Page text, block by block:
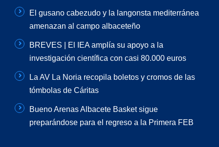
El gusano cabezudo y la langonsta mediterránea
amenazan al campo albaceteño
BREVES | El IEA amplía su apoyo a la
investigación científica con casi 80.000 euros
La AV La Noria recopila boletos y cromos de las
tómbolas de Cáritas
Bueno Arenas Albacete Basket sigue
preparándose para el regreso a la Primera FEB